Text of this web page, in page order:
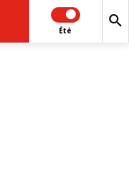
Été
search